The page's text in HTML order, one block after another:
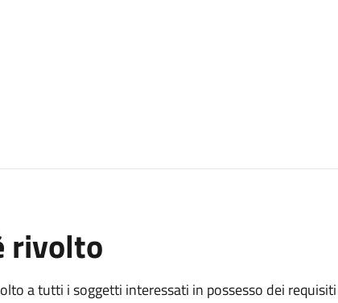
rivolto
a tutti i soggetti interessati in possesso dei